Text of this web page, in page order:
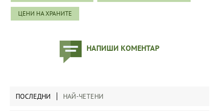
ЦЕНИ НА ХРАНИТЕ
НАПИШИ КОМЕНТАР
ПОСЛЕДНИ НАЙ-ЧЕТЕНИ